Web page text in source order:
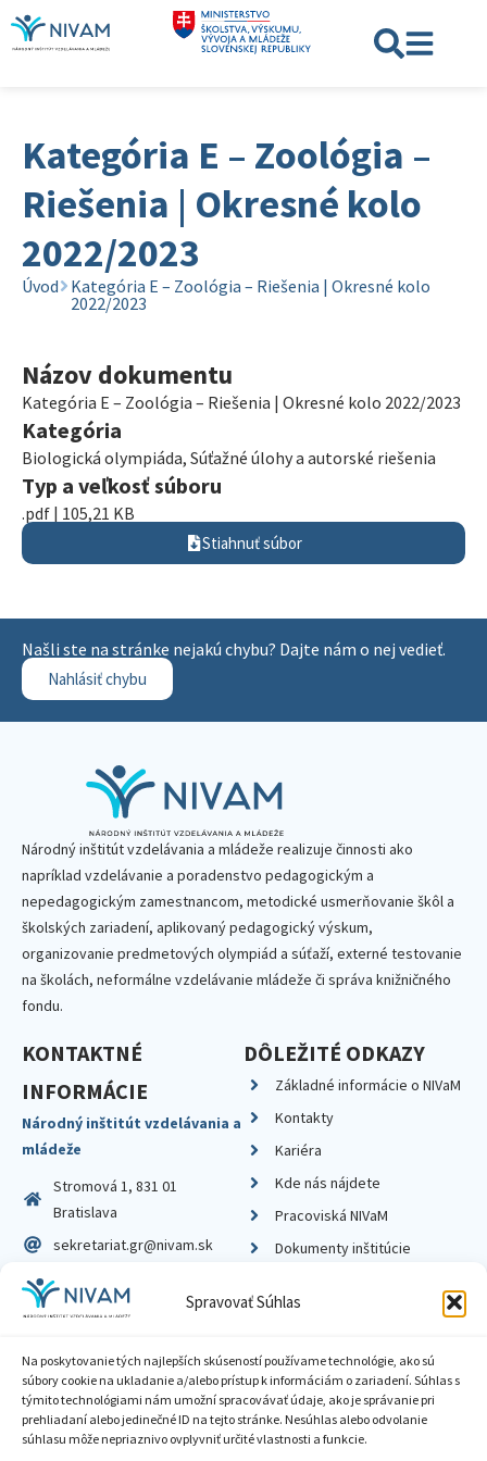
Spravovať Súhlas
Na poskytovanie tých najlepších skúseností používame technológie, ako sú
súbory cookie na ukladanie a/alebo prístup k informáciám o zariadení. Súhlas s
týmito technológiami nám umožní spracovávať údaje, ako je správanie pri
prehliadaní alebo jedinečné ID na tejto stránke. Nesúhlas alebo odvolanie
súhlasu môže nepriaznivo ovplyvniť určité vlastnosti a funkcie.
Kategória E – Zoológia –
Riešenia | Okresné kolo
2022/2023
Úvod
Kategória E – Zoológia – Riešenia | Okresné kolo
2022/2023
Názov dokumentu
Kategória E – Zoológia – Riešenia | Okresné kolo 2022/2023
Kategória
Biologická olympiáda, Súťažné úlohy a autorské riešenia
Typ a veľkosť súboru
.pdf | 105,21 KB
Stiahnuť súbor
Našli ste na stránke nejakú chybu? Dajte nám o nej vedieť.
Nahlásiť chybu
Národný inštitút vzdelávania a mládeže realizuje činnosti ako
napríklad vzdelávanie a poradenstvo pedagogickým a
nepedagogickým zamestnancom, metodické usmerňovanie škôl a
školských zariadení, aplikovaný pedagogický výskum,
organizovanie predmetových olympiád a súťaží, externé testovanie
na školách, neformálne vzdelávanie mládeže či správa knižničného
fondu.
KONTAKTNÉ
INFORMÁCIE
Národný inštitút vzdelávania a
mládeže
Stromová 1, 831 01
Bratislava
sekretariat.gr@nivam.sk
IČO: 00164348
DIČ: 2020798714
DÔLEŽITÉ ODKAZY
Základné informácie o NIVaM
Kontakty
Kariéra
Kde nás nájdete
Pracoviská NIVaM
Dokumenty inštitúcie
Zásady ochrany súkromia